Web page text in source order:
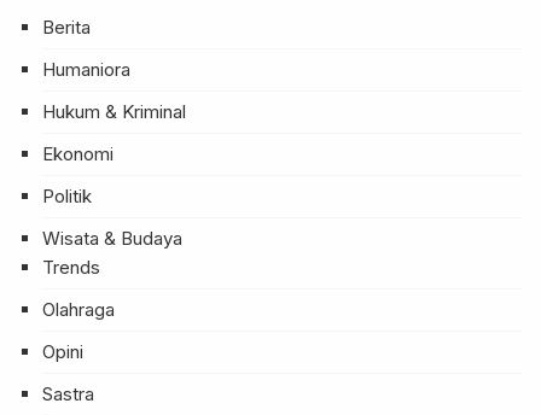
Berita
Humaniora
Hukum & Kriminal
Ekonomi
Politik
Wisata & Budaya
Trends
Olahraga
Opini
Sastra